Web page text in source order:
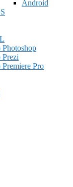
Android
Photoshop
Prezi
Premiere Pro